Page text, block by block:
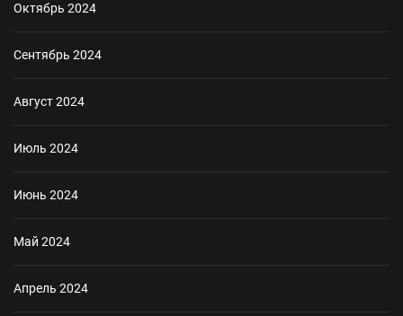
Октябрь 2024
Сентябрь 2024
Август 2024
Июль 2024
Июнь 2024
Май 2024
Апрель 2024